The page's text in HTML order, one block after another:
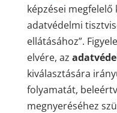
képzései megfelelő
adatvédelmi
ellátásához”.
elvére, az
kiválasztására
folyamatát,
megnyeréséhez